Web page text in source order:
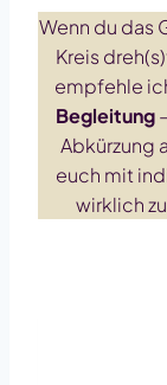
Wenn du das
Kreis
empfehle
Begleitung
Abkürzung
euch mit
wirklich